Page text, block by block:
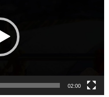
02:00